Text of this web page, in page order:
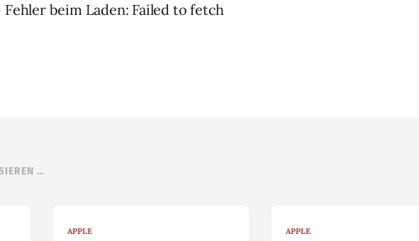
Fehler beim Laden: Failed to fetch
…
APPLE APPLE